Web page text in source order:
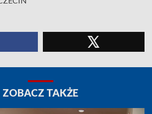
ZOBACZ TAKŻE